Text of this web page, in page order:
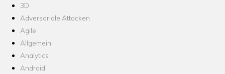
3D
Adversariale Attacken
Agile
Allgemein
Analytics
Android